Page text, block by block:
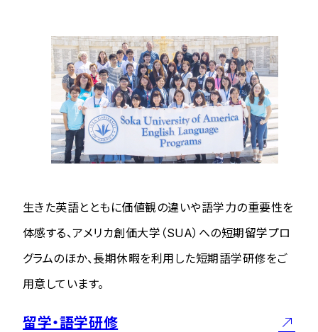
生きた英語とともに価値観の違いや語学力の重要性を
体感する、アメリカ創価大学（SUA）への短期留学プロ
グラムのほか、長期休暇を利用した短期語学研修をご
用意しています。
留学・語学研修